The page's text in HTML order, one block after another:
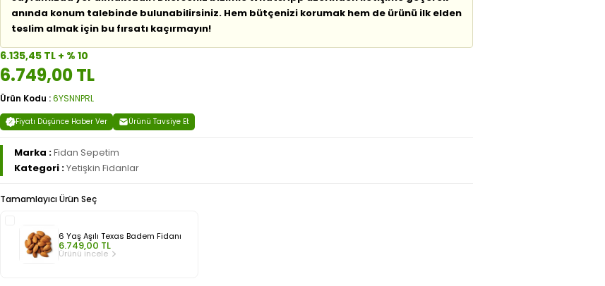
anında konum talebinde bulunabilirsiniz. Hem bütçenizi korumak hem de ürünü ilk elden
teslim almak için bu fırsatı kaçırmayın!
6.135,45 TL + % 10
6.749,00 TL
Ürün Kodu :6YSNNPRL
Fiyatı Düşünce Haber Ver Ürünü Tavsiye Et
Marka :Fidan Sepetim
Kategori :Yetişkin Fidanlar
Tamamlayıcı Ürün Seç
6 Yaş Aşılı Texas Badem Fidanı
6.749,00 TL
Ürünü incele